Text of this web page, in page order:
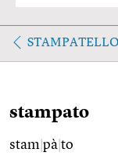
STAMPATELLO
stampato
stam pà to